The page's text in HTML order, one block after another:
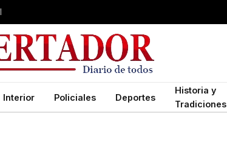
Interior Policiales Deportes
Historia y
Tradiciones